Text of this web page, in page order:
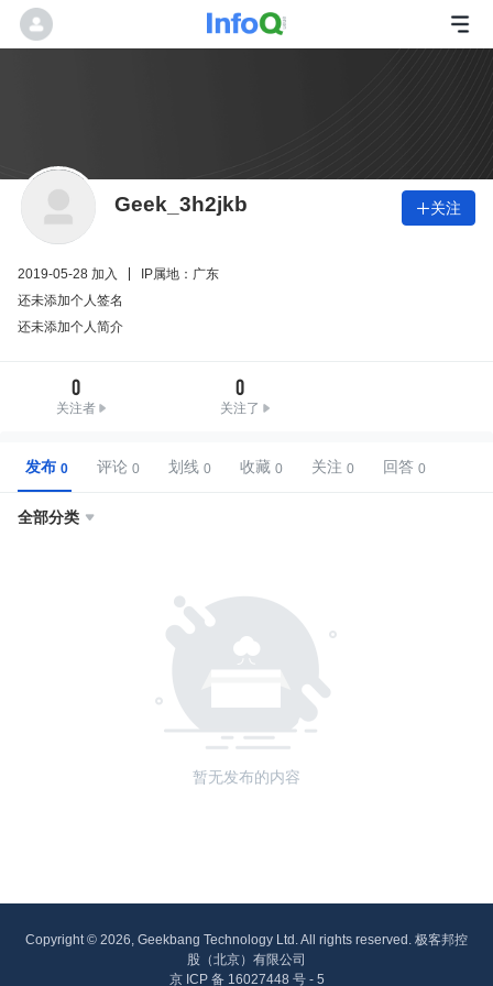
Geek_3h2jkb 关注
2019-05-28 加入
IP属地：广东
还未添加个人签名
还未添加个人简介
0
关注者
0
关注了
发布 评论 划线 收藏 关注 回答
全部分类 
暂无发布的内容
Copyright © 2026, Geekbang Technology Ltd. All rights reserved. 极客邦控
股（北京）有限公司
京 ICP 备 16027448 号 - 5